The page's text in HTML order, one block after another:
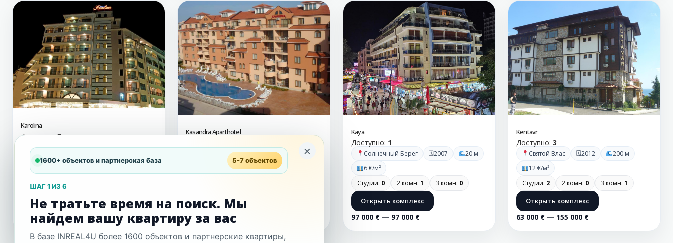
Karolina
Доступно:3
Солнечный Берег 🗓2007
150 м.
10 €/м²
Студии:0 2 комн:3 3 комн:0
Открыть комплекс
82 000 € — 90 999 €
Kasandra Aparthotel
Солнечный Берег 🗓2008
9 €/м²
Открыть комплекс
46 500 € — 105 000 €
Kaya
Доступно: 1
Солнечный Берег 🗓2007
20 м
6 €/м²
Студии: 0 2 комн: 1 3 комн: 0
Открыть комплекс
97 000 € — 97 000 €
Kentavr
Доступно: 3
Святой Влас 🗓2012
200 м
12 €/м²
Студии: 2 2 комн: 0 3 комн: 1
Открыть комплекс
63 000 € — 155 000 €
×
1600+ объектов и партнерская база 5-7 объектов
ШАГ 1 ИЗ 6
Не тратьте время на поиск. Мы
найдем вашу квартиру за вас
В базе INREAL4U более 1600 объектов и партнерские квартиры,